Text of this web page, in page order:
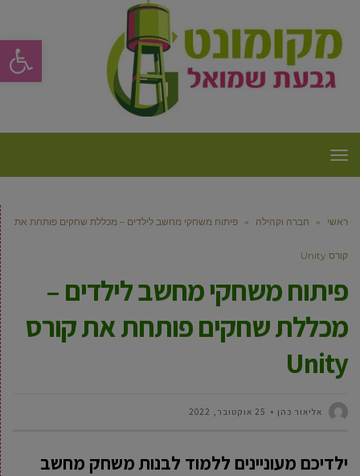
פתח
תפריט
ראשי » חברה וקהילה » פיתוח משחקי מחשב לילדים – מכללת שחקים פותחת את
קורס Unity
פיתוח משחקי מחשב לילדים –
מכללת שחקים פותחת את קורס
Unity
25 אוקטובר, 2022
ילדיכם מעוניינים ללמוד לבנות משחק מחשב